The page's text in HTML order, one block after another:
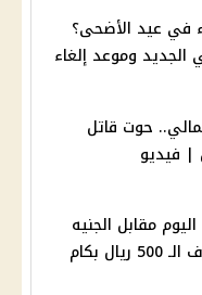
في عيد الأضحى؟
الجديد وموعد إلغاء
حوت قاتل
| فيديو
مقابل الجنيه
المصري بالبنوك .. صرف الـ 500 ريال بكام